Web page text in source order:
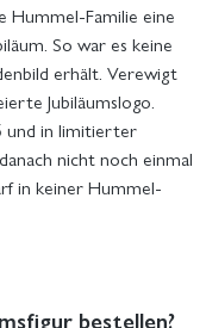
Hummel-Familie eine
So war es keine
erhält. Verewigt
Jubiläumslogo.
und in limitierter
nicht noch einmal
in keiner Hummel-
bestellen?